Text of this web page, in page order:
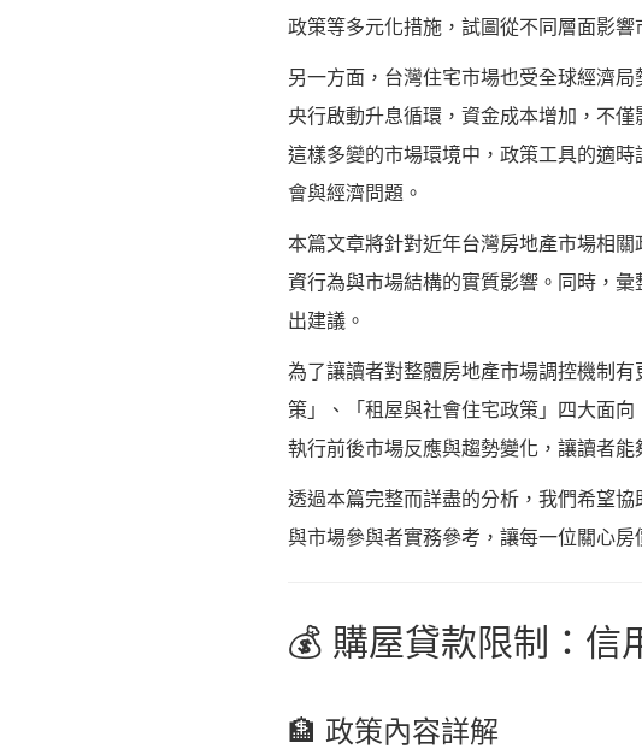
政策等多元化措施，試圖從不同層面影
另一方面，台灣住宅市場也受全球經濟
央行啟動升息循環，資金成本增加，不
這樣多變的市場環境中，政策工具的適
會與經濟問題。
本篇文章將針對近年台灣房地產市場相
資行為與市場結構的實質影響。同時，
出建議。
為了讓讀者對整體房地產市場調控機制
策」、「租屋與社會住宅政策」四大面
執行前後市場反應與趨勢變化，讓讀者
透過本篇完整而詳盡的分析，我們希望
與市場參與者實務參考，讓每一位關心
💰 購屋貸款限制：信
🏦 政策內容詳解